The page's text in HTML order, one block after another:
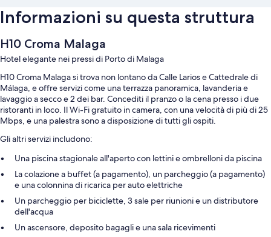
Informazioni su questa struttura
H10 Croma Malaga
Hotel elegante nei pressi di Porto di Malaga
H10 Croma Malaga si trova non lontano da Calle Larios e Cattedrale di
Málaga, e offre servizi come una terrazza panoramica, lavanderia e
lavaggio a secco e 2 dei bar. Concediti il pranzo o la cena presso i due
ristoranti in loco. Il Wi-Fi gratuito in camera, con una velocità di più di 25
Mbps, e una palestra sono a disposizione di tutti gli ospiti.
Gli altri servizi includono:
Una piscina stagionale all'aperto con lettini e ombrelloni da piscina
La colazione a buffet (a pagamento), un parcheggio (a pagamento)
e una colonnina di ricarica per auto elettriche
Un parcheggio per biciclette, 3 sale per riunioni e un distributore
dell'acqua
Un ascensore, deposito bagagli e una sala ricevimenti